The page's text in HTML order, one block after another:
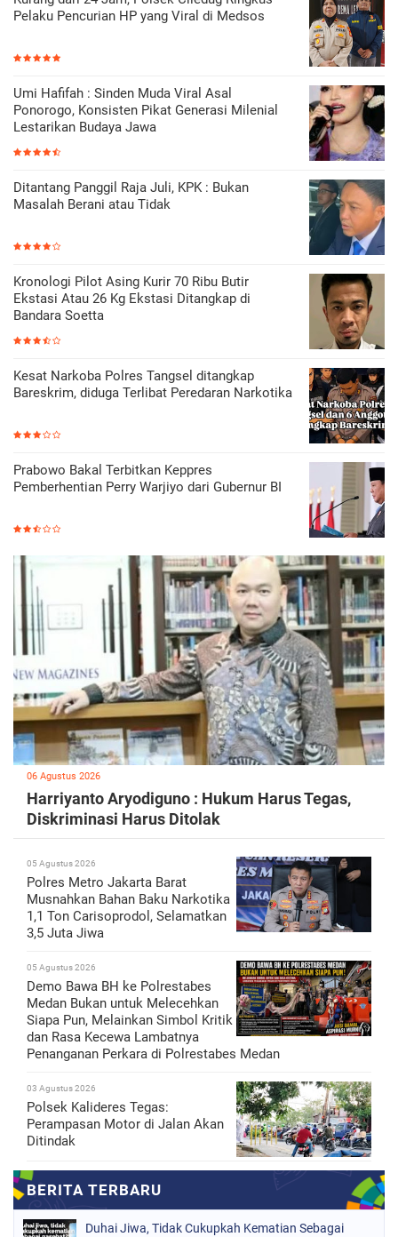
Pelaku Pencurian HP yang Viral di Medsos
Umi Hafifah : Sinden Muda Viral Asal
Ponorogo, Konsisten Pikat Generasi Milenial
Lestarikan Budaya Jawa
Ditantang Panggil Raja Juli, KPK : Bukan
Masalah Berani atau Tidak
Kronologi Pilot Asing Kurir 70 Ribu Butir
Ekstasi Atau 26 Kg Ekstasi Ditangkap di
Bandara Soetta
Kesat Narkoba Polres Tangsel ditangkap
Bareskrim, diduga Terlibat Peredaran Narkotika
Prabowo Bakal Terbitkan Keppres
Pemberhentian Perry Warjiyo dari Gubernur BI
06 Agustus 2026
Harriyanto Aryodiguno : Hukum Harus Tegas,
Diskriminasi Harus Ditolak
05 Agustus 2026
Polres Metro Jakarta Barat
Musnahkan Bahan Baku Narkotika
1,1 Ton Carisoprodol, Selamatkan
3,5 Juta Jiwa
05 Agustus 2026
Demo Bawa BH ke Polrestabes
Medan Bukan untuk Melecehkan
Siapa Pun, Melainkan Simbol Kritik
dan Rasa Kecewa Lambatnya
Penanganan Perkara di Polrestabes Medan
03 Agustus 2026
Polsek Kalideres Tegas:
Perampasan Motor di Jalan Akan
Ditindak
Duhai Jiwa, Tidak Cukupkah Kematian Sebagai